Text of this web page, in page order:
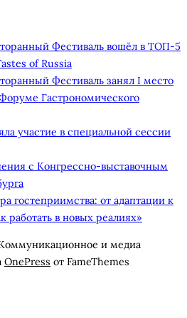
Фестиваль вошёл в ТОП-5
of Russia
Фестиваль занял I место
Гастрономического
участие в специальной сессии
с Конгрессно-выставочным
гостеприимства: от адаптации к
работать в новых реалиях»
и медиа
OnePress от FameThemes